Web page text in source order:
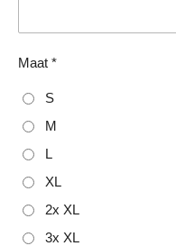
Maat *
S
M
L
XL
2x XL
3x XL